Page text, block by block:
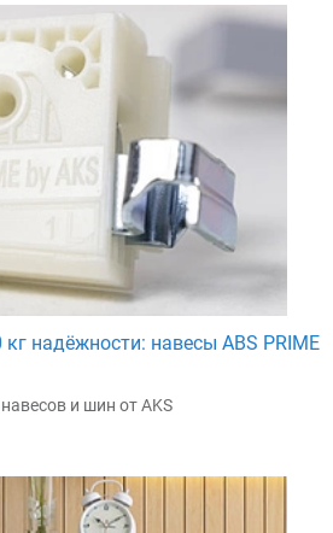
кг надёжности: навесы ABS PRIME
и шин от AKS